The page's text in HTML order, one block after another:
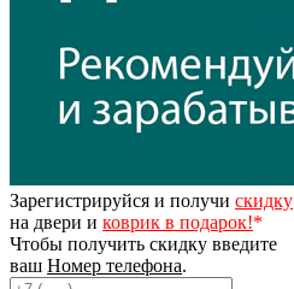
Зарегистрируйся и получи скидку
на двери и коврик в подарок!*
Чтобы получить скидку введите
ваш Номер телефона.